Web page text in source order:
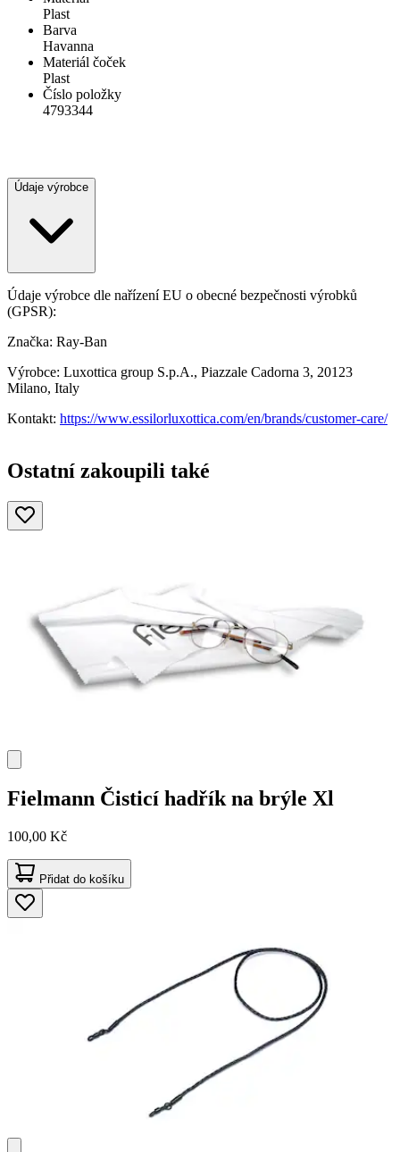
Plast
Barva
Havanna
Materiál čoček
Plast
Číslo položky
4793344
Údaje výrobce
Údaje výrobce dle nařízení EU o obecné bezpečnosti výrobků
(GPSR):
Značka: Ray-Ban
Výrobce: Luxottica group S.p.A., Piazzale Cadorna 3, 20123
Milano, Italy
Kontakt: https://www.essilorluxottica.com/en/brands/customer-care/
Ostatní zakoupili také
Fielmann Čisticí hadřík na brýle Xl
100,00 Kč
Přidat do košíku